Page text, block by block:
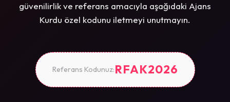
güvenilirlik ve referans amacıyla aşağıdaki Ajans
Kurdu özel kodunu iletmeyi unutmayın.
Referans Kodunuz:RFAK2026